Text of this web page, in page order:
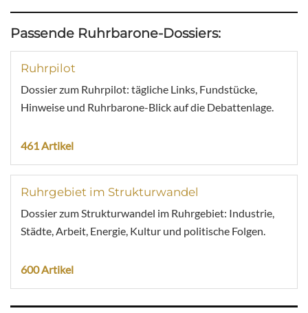
Passende Ruhrbarone-Dossiers:
Ruhrpilot
Dossier zum Ruhrpilot: tägliche Links, Fundstücke,
Hinweise und Ruhrbarone-Blick auf die Debattenlage.
461 Artikel
Ruhrgebiet im Strukturwandel
Dossier zum Strukturwandel im Ruhrgebiet: Industrie,
Städte, Arbeit, Energie, Kultur und politische Folgen.
600 Artikel